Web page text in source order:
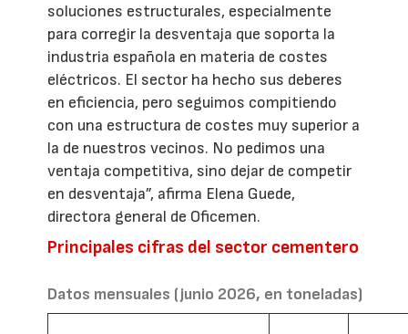
soluciones estructurales, especialmente
para corregir la desventaja que soporta la
industria española en materia de costes
eléctricos. El sector ha hecho sus deberes
en eficiencia, pero seguimos compitiendo
con una estructura de costes muy superior a
la de nuestros vecinos. No pedimos una
ventaja competitiva, sino dejar de competir
en desventaja”, afirma Elena Guede,
directora general de Oficemen.
Principales cifras del sector cementero
Datos mensuales (junio 2026, en toneladas)